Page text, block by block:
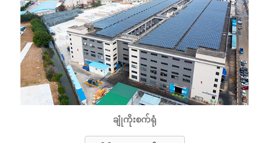
ချုံကိုးစက်ရုံ